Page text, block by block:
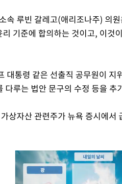
속 루빈 갈레고(애리조나주) 의
기준에 합의하는 것이고, 이것
대통령 같은 선출직 공무원이 지
다루는 법안 문구의 수정 등을 추
상자산 관련주가 뉴욕 증시에서